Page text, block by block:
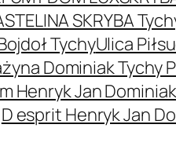
SKRYBA
TychyUlica
Dominiak Tychy
Henryk Jan Dominiak
D esprit Henryk Jan